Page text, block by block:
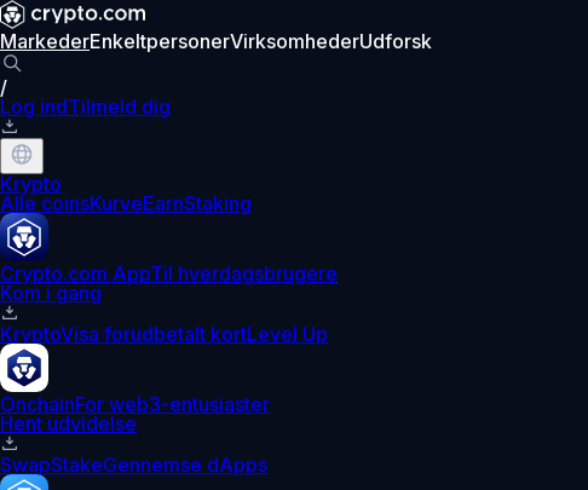
MarkederEnkeltpersonerVirksomhederUdforsk
/
Log indTilmeld dig
Krypto
Alle coinsKurveEarnStaking
Crypto.com AppTil hverdagsbrugere
Kom i gang
KryptoVisa forudbetalt kortLevel Up
OnchainFor web3-entusiaster
Hent udvidelse
SwapStakeGennemse dApps